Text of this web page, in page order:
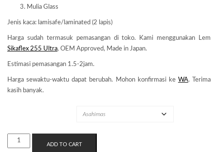
Mulia Glass
Jenis kaca: lamisafe/laminated (2 lapis)
Harga sudah termasuk pemasangan di toko. Kami menggunakan Lem
Sikaflex 255 Ultra, OEM Approved, Made in Japan.
Estimasi pemasangan 1.5-2jam.
Harga sewaktu-waktu dapat berubah. Mohon konfirmasi ke WA. Terima
kasih banyak.
KACA
MOBIL
ADD TO CART